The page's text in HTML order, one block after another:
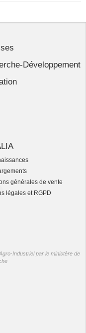
Développement
générales de vente
légales et RGPD
Industriel par le ministère de